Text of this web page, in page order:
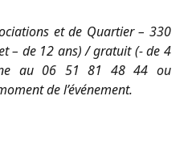
et de Quartier – 330
– de 12 ans) / gratuit (- de 4
au 06 51 81 48 44 ou
de l’événement.